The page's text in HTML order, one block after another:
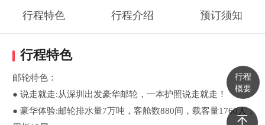
行程
概要
行程特色 行程介绍 预订须知
行程特色
邮轮特色：
● 说走就走:从深圳出发豪华邮轮，一本护照说走就走！
● 豪华体验:邮轮排水量7万吨，客舱数880间，载客量1760人，